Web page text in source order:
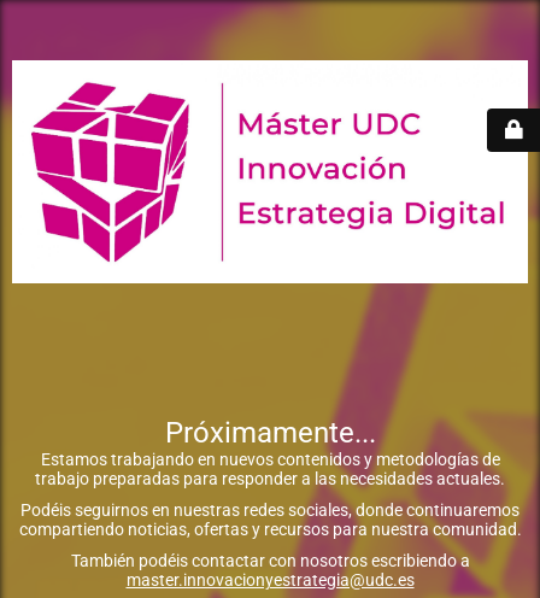
Próximamente...
Estamos trabajando en nuevos contenidos y metodologías de
trabajo preparadas para responder a las necesidades actuales.
Podéis seguirnos en nuestras redes sociales, donde continuaremos
compartiendo noticias, ofertas y recursos para nuestra comunidad.
También podéis contactar con nosotros escribiendo a
master.innovacionyestrategia@udc.es